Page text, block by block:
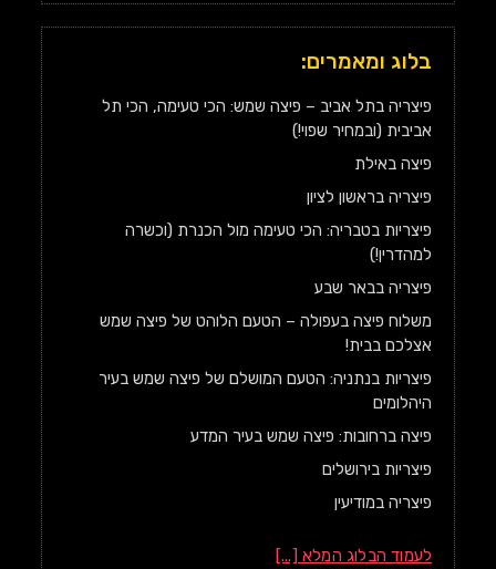
בלוג ומאמרים:
פיצריה בתל אביב – פיצה שמש: הכי טעימה, הכי תל
אביבית (ובמחיר שפוי!)
פיצה באילת
פיצריה בראשון לציון
פיצריות בטבריה: הכי טעימה מול הכנרת (וכשרה
למהדרין!)
פיצריה בבאר שבע
משלוח פיצה בעפולה – הטעם הלוהט של פיצה שמש
אצלכם בבית!
פיצריות בנתניה: הטעם המושלם של פיצה שמש בעיר
היהלומים
פיצה ברחובות: פיצה שמש בעיר המדע
פיצריות בירושלים
פיצריה במודיעין
לעמוד הבלוג המלא [...]